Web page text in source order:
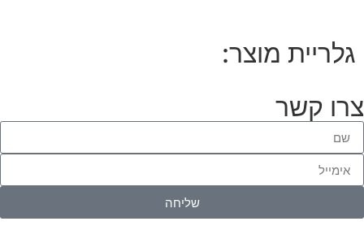
גלריית מוצר:
צרו קשר
שליחה